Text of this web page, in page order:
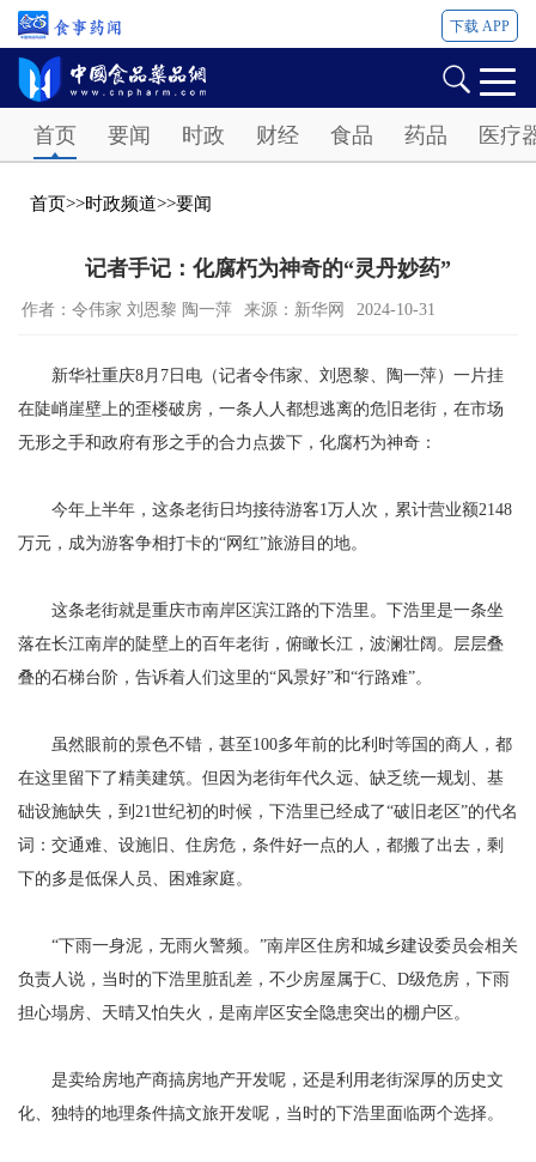
下载 APP
首页 要闻 时政 财经 食品 药品 医疗
首页>>时政频道>>要闻
记者手记：化腐朽为神奇的“灵丹妙药”
作者：令伟家 刘恩黎 陶一萍 来源：新华网 2024-10-31
新华社重庆8月7日电（记者令伟家、刘恩黎、陶一萍）一片挂
在陡峭崖壁上的歪楼破房，一条人人都想逃离的危旧老街，在市场
无形之手和政府有形之手的合力点拨下，化腐朽为神奇：
今年上半年，这条老街日均接待游客1万人次，累计营业额2148
万元，成为游客争相打卡的“网红”旅游目的地。
这条老街就是重庆市南岸区滨江路的下浩里。下浩里是一条坐
落在长江南岸的陡壁上的百年老街，俯瞰长江，波澜壮阔。层层叠
叠的石梯台阶，告诉着人们这里的“风景好”和“行路难”。
虽然眼前的景色不错，甚至100多年前的比利时等国的商人，都
在这里留下了精美建筑。但因为老街年代久远、缺乏统一规划、基
础设施缺失，到21世纪初的时候，下浩里已经成了“破旧老区”的代名
词：交通难、设施旧、住房危，条件好一点的人，都搬了出去，剩
下的多是低保人员、困难家庭。
“下雨一身泥，无雨火警频。”南岸区住房和城乡建设委员会相关
负责人说，当时的下浩里脏乱差，不少房屋属于C、D级危房，下雨
担心塌房、天晴又怕失火，是南岸区安全隐患突出的棚户区。
是卖给房地产商搞房地产开发呢，还是利用老街深厚的历史文
化、独特的地理条件搞文旅开发呢，当时的下浩里面临两个选择。